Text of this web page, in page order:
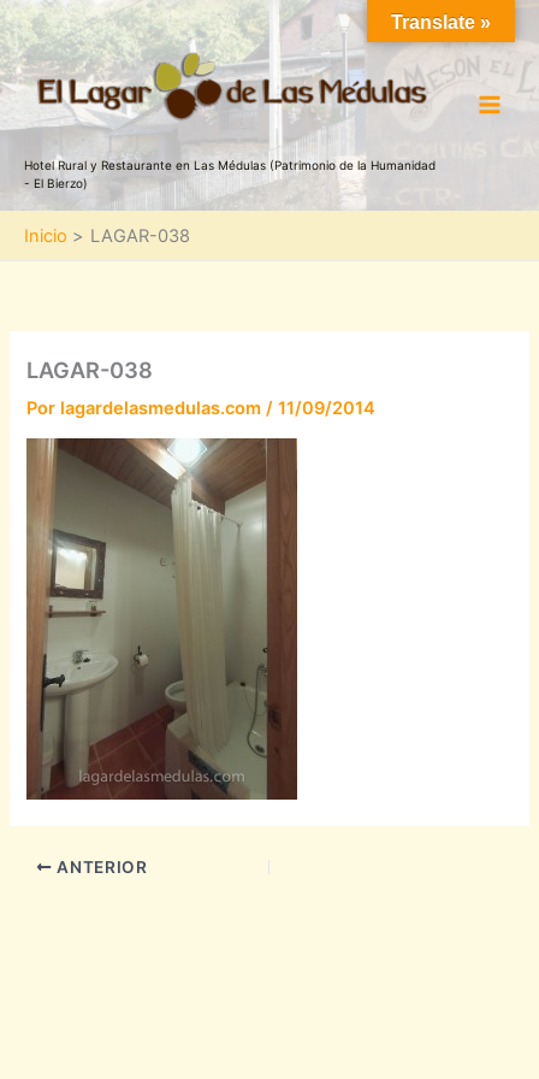
Ir
al
contenido
Hotel Rural y Restaurante en Las Médulas (Patrimonio de la Humanidad
- El Bierzo)
Inicio LAGAR-038
LAGAR-038
Por lagardelasmedulas.com/11/09/2014
ANTERIOR
Translate »